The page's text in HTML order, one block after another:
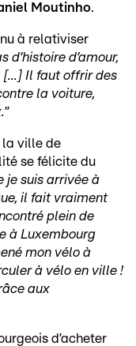
Moutinho.
à relativiser
d’histoire d’amour,
[...] Il faut offrir des
la voiture,
”
la ville de
se félicite du
je suis arrivée à
il fait vraiment
plein de
à Luxembourg
mon vélo à
à vélo en ville !
aux
d’acheter